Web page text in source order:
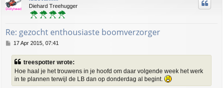
Diehard Treehugger
Re: gezocht enthousiaste boomverzorger
P
s
17 Apr 2015, 07:41
treespotter wrote:
Hoe haal je het trouwens in je hoofd om daar volgende week het werk
in te plannen terwijl de LB dan op donderdag al begint.